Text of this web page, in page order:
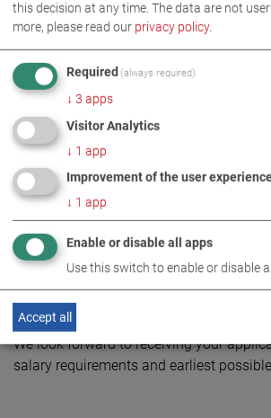
WHAT YOU BRING WITH
Berufserfahrung im Bereich Lager-
Bestandswesen
Staplerschein, Erfahrung mit
wünschenswert
Kenntnisse im ERP-System
(Warehousemanagement)
Selbstständige und gewissenhafte
Qualitätsbewusstsein
Teamfähigkeit
We look forward to receiving your
salary requirements and earliest
this decision at any time. The data are not
more, please read our privacy policy.
Required (always required)
↓ 3 apps
Visitor Analytics
↓ 1 app
Improvement of the user
↓ 1 app
Enable or disable all apps
Use this switch to enable or disable
Accept all